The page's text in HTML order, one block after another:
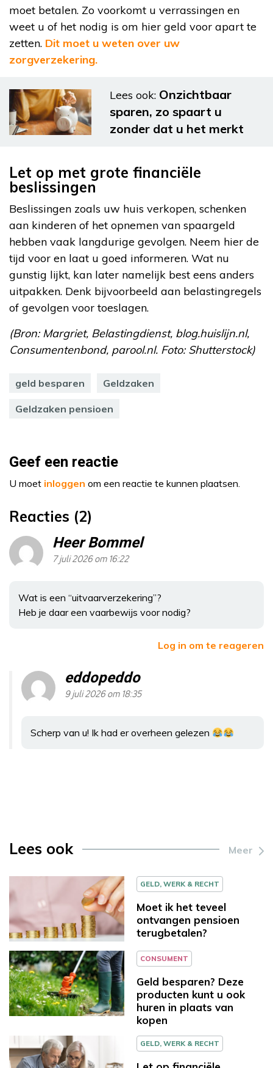
moet betalen. Zo voorkomt u verrassingen en
weet u of het nodig is om hier geld voor apart te
zetten. Dit moet u weten over uw
zorgverzekering.
Lees ook: Onzichtbaar
sparen, zo spaart u
zonder dat u het merkt
Let op met grote financiële
beslissingen
Beslissingen zoals uw huis verkopen, schenken
aan kinderen of het opnemen van spaargeld
hebben vaak langdurige gevolgen. Neem hier de
tijd voor en laat u goed informeren. Wat nu
gunstig lijkt, kan later namelijk best eens anders
uitpakken. Denk bijvoorbeeld aan belastingregels
of gevolgen voor toeslagen.
(Bron: Margriet, Belastingdienst, blog.huislijn.nl,
Consumentenbond, parool.nl. Foto: Shutterstock)
geld besparen Geldzaken
Geldzaken pensioen
Geef een reactie
U moet inloggen om een reactie te kunnen plaatsen.
Reacties (2)
Heer Bommel
7 juli 2026 om 16:22
Wat is een “uitvaarverzekering”?
Heb je daar een vaarbewijs voor nodig?
Log in om te reageren
eddopeddo
9 juli 2026 om 18:35
Scherp van u! Ik had er overheen gelezen
Lees ook Meer
GELD, WERK & RECHT
Moet ik het teveel
ontvangen pensioen
terugbetalen?
CONSUMENT
Geld besparen? Deze
producten kunt u ook
huren in plaats van
kopen
GELD, WERK & RECHT